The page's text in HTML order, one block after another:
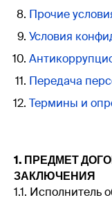
Прочие
Условия
Передача
Термины и
1. ПРЕДМЕТ
ЗАКЛЮЧЕНИЯ
1.1. Исполнитель